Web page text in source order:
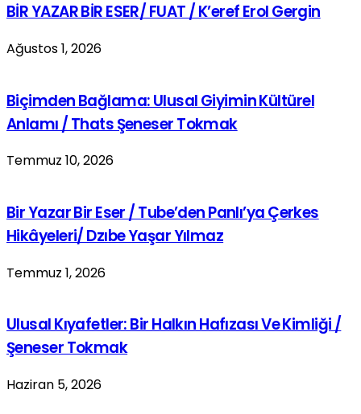
BİR YAZAR BİR ESER/ FUAT / K’eref Erol Gergin
Ağustos 1, 2026
Biçimden Bağlama: Ulusal Giyimin Kültürel
Anlamı / Thats Şeneser Tokmak
Temmuz 10, 2026
Bir Yazar Bir Eser / Tube’den Panlı’ya Çerkes
Hikâyeleri/ Dzıbe Yaşar Yılmaz
Temmuz 1, 2026
Ulusal Kıyafetler: Bir Halkın Hafızası Ve Kimliği /
Şeneser Tokmak
Haziran 5, 2026